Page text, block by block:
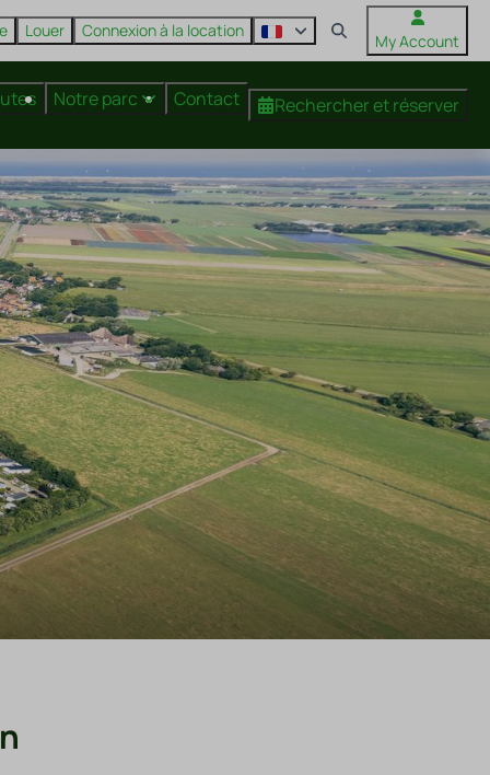
Louer Connexion à la location
My Account
Notre parc Contact Rechercher et réserver